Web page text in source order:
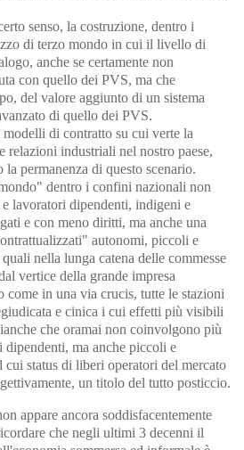
senso, la costruzione, dentro i
di terzo mondo in cui il livello di
anche se certamente non
con quello dei PVS, ma che
del valore aggiunto di un sistema
di quello dei PVS.
di contratto su cui verte la
relazioni industriali nel nostro paese,
la permanenza di questo scenario.
dentro i confini nazionali non
lavoratori dipendenti, indigeni e
e con meno diritti, ma anche una
autonomi, piccoli e
nella lunga catena delle commesse
vertice della grande impresa
come in una via crucis, tutte le stazioni
e cinica i cui effetti più visibili
che oramai non coinvolgono più
dipendenti, ma anche piccoli e
status di liberi operatori del mercato
un titolo del tutto posticcio.
appare ancora soddisfacentemente
che negli ultimi 3 decenni il